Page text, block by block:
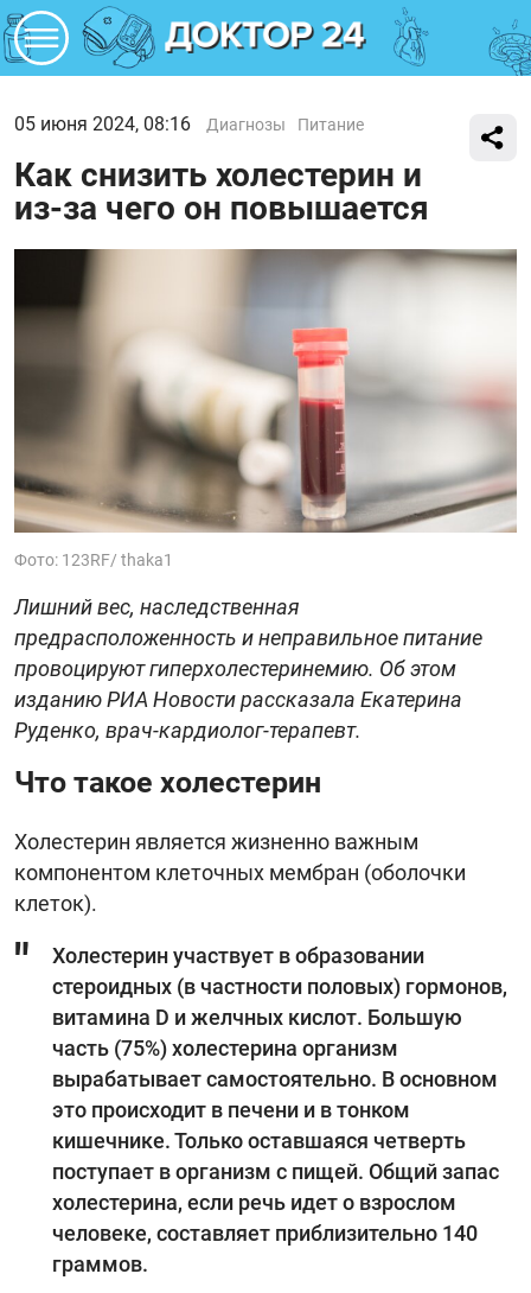
05 июня 2024, 08:16 Диагнозы Питание
Как снизить холестерин и
из-за чего он повышается
Фото: 123RF/ thaka1
Лишний вес, наследственная
предрасположенность и неправильное питание
провоцируют гиперхолестеринемию. Об этом
изданию РИА Новости рассказала Екатерина
Руденко, врач-кардиолог-терапевт.
Что такое холестерин
Холестерин является жизненно важным
компонентом клеточных мембран (оболочки
клеток).
Холестерин участвует в образовании
стероидных (в частности половых) гормонов,
витамина D и желчных кислот. Большую
часть (75%) холестерина организм
вырабатывает самостоятельно. В основном
это происходит в печени и в тонком
кишечнике. Только оставшаяся четверть
поступает в организм с пищей. Общий запас
холестерина, если речь идет о взрослом
человеке, составляет приблизительно 140
граммов.